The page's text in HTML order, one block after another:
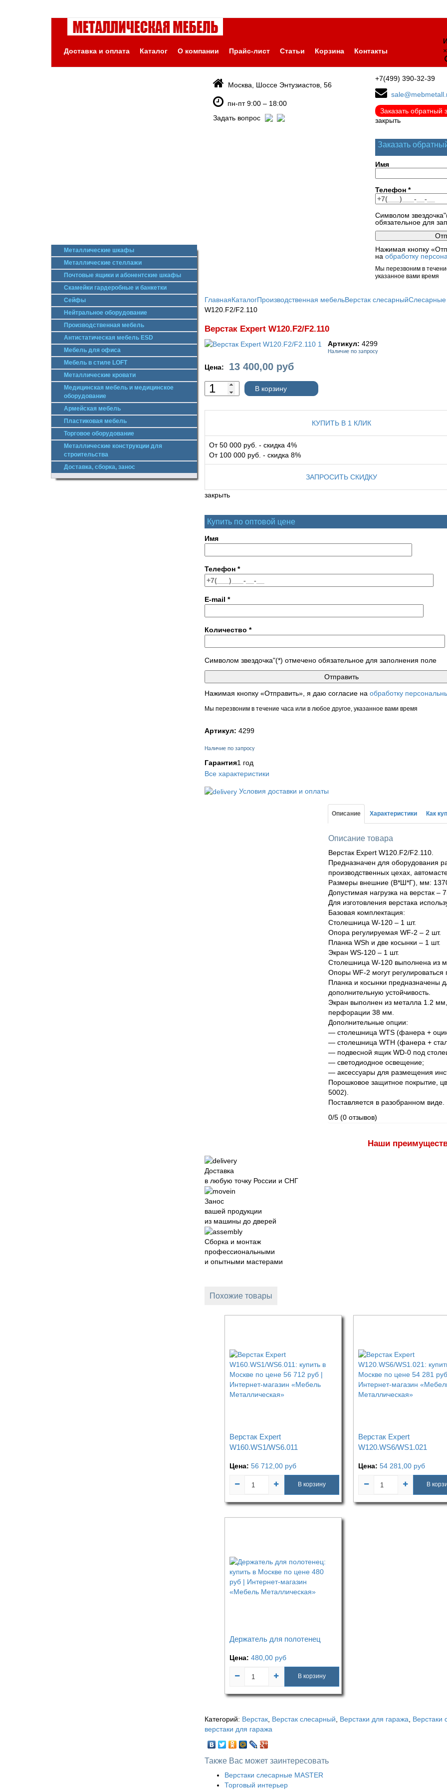
Доставка и оплата Каталог О компании Прайс-лист Статьи Корзина Контакты
×
Москва, Шоссе Энтузиастов, 56
пн-пт 9:00 – 18:00
Задать вопрос
+7(499) 390-32-39
Заказать обратный
закрыть
Заказать
Имя
Телефон *
Символом
обязательное для
Нажимая кнопку
на обработку
Мы перезвоним в
указанное вами время
Металлические шкафы
Металлические стеллажи
Почтовые ящики и абонентские шкафы
Скамейки гардеробные и банкетки
Сейфы
Нейтральное оборудование
Производственная мебель
Антистатическая мебель ESD
Мебель для офиса
Мебель в стиле LOFT
Металлические кровати
Медицинская мебель и медицинское
оборудование
Армейская мебель
Пластиковая мебель
Торговое оборудование
Металлические конструкции для
строительства
Доставка, сборка, занос
ГлавнаяКаталогПроизводственная мебельВерстак слесарныйСлесарные
W120.F2/F2.110
Верстак Expert W120.F2/F2.110
Артикул: 4299
Наличие по запросу
Цена: 13 400,00 руб
В корзину
КУПИТЬ В 1 КЛИК
От 50 000 руб. - скидка 4%
От 100 000 руб. - скидка 8%
ЗАПРОСИТЬ СКИДКУ
закрыть
Купить по оптовой цене
Имя
Телефон *
E-mail *
Количество *
Символом звездочка"(*) отмечено обязательное для заполнения поле
Нажимая кнопку «Отправить», я даю согласие на обработку
Мы перезвоним в течение часа или в любое другое, указанное вами время
Артикул: 4299
Наличие по запросу
Гарантия1 год
Все характеристики
Условия доставки и оплаты
Описание Характеристики Как
Описание товара
Верстак Expert W120.F2/F2.110.
Предназначен для оборудования
производственных цехах,
Размеры внешние (В*Ш*Г), мм:
Допустимая нагрузка на верстак –
Для изготовления верстака
Базовая комплектация:
Столешница W-120 – 1 шт.
Опора регулируемая WF-2 – 2 шт.
Планка WSh и две косынки – 1 шт.
Экран WS-120 – 1 шт.
Столешница W-120 выполнена из
Опоры WF-2 могут
Планка и косынки предназначены
дополнительную устойчивость.
Экран выполнен из металла 1.2
перфорации 38 мм.
Дополнительные опции:
— столешница WTS (фанера +
— столешница WTH (фанера +
— подвесной ящик WD-0 под
— светодиодное освещение;
— аксессуары для размещения
Порошковое защитное покрытие,
5002).
Поставляется в разобранном виде.
0/5 (0 отзывов)
Наши
Доставка
в любую точку России и СНГ
Занос
вашей продукции
из машины до дверей
Сборка и монтаж
профессиональными
и опытными мастерами
Похожие товары
Верстак Expert
W160.WS1/WS6.011
Цена: 56 712,00 руб
В корзину
Верстак Expert
W120.WS6/WS1.021
Цена:54 281,00 руб
В
Держатель для полотенец
Цена: 480,00 руб
В корзину
Категорий: Верстак, Верстак слесарный Верстаки для гаража
Верстаки
верстаки для гаража
Также Вас может заинтересовать
Верстаки слесарные MASTER
Торговый интерьер